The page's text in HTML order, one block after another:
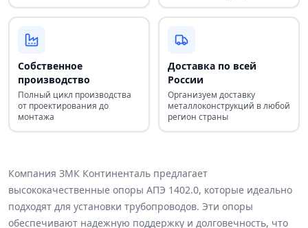
Собственное
производство
Полный цикл производства
от проектирования до
монтажа
Доставка по всей
России
Организуем доставку
металлоконструкций в любой
регион страны
Компания ЗМК Континенталь предлагает
высококачественные опоры АПЭ 1402.0, которые идеально
подходят для установки трубопроводов. Эти опоры
обеспечивают надежную поддержку и долговечность, что